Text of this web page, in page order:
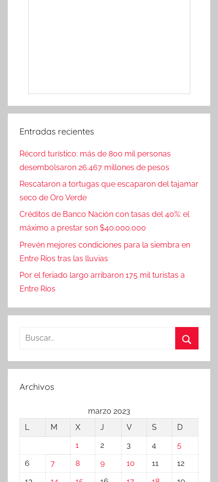
Entradas recientes
Récord turístico: más de 800 mil personas
desembolsaron 26.467 millones de pesos
Rescataron a tortugas que escaparon del tajamar
seco de Oro Verde
Créditos de Banco Nación con tasas del 40%: el
máximo a prestar son $40.000.000
Prevén mejores condiciones para la siembra en
Entre Ríos tras las lluvias
Por el feriado largo arribaron 175 mil turistas a
Entre Ríos
Buscar:
Archivos
marzo 2023
L
M X J V S
D
1
2 3 4
5
6
7 8 9 10 11
12